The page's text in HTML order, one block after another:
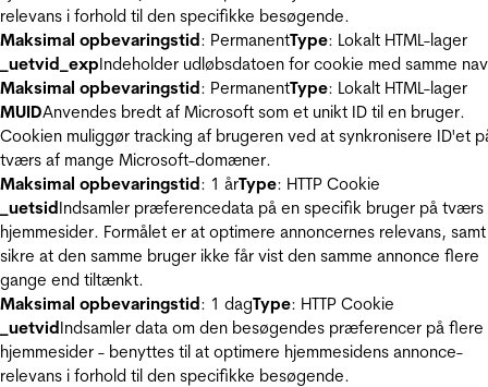
relevans i forhold til den specifikke besøgende.
Maksimal opbevaringstid: PermanentType: Lokalt HTML-lager
_uetvid_expIndeholder udløbsdatoen for cookie med samme
Maksimal opbevaringstid: PermanentType: Lokalt HTML-lager
MUIDAnvendes bredt af Microsoft som et unikt ID til en bruger.
Cookien muliggør tracking af brugeren ved at synkronisere ID'et
tværs af mange Microsoft-domæner.
Maksimal opbevaringstid: 1 årType: HTTP Cookie
_uetsidIndsamler præferencedata på en specifik bruger på tværs
hjemmesider. Formålet er at optimere annoncernes relevans, samt
sikre at den samme bruger ikke får vist den samme annonce flere
gange end tiltænkt.
Maksimal opbevaringstid: 1 dagType: HTTP Cookie
_uetvidIndsamler data om den besøgendes præferencer på flere
hjemmesider - benyttes til at optimere hjemmesidens annonce-
relevans i forhold til den specifikke besøgende.